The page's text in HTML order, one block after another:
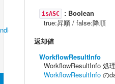
isASC : Boolean
true:昇順 / false:降順
返却値
WorkflowResultInfo
WorkflowResultInfo 処
WorkflowResultInfo の